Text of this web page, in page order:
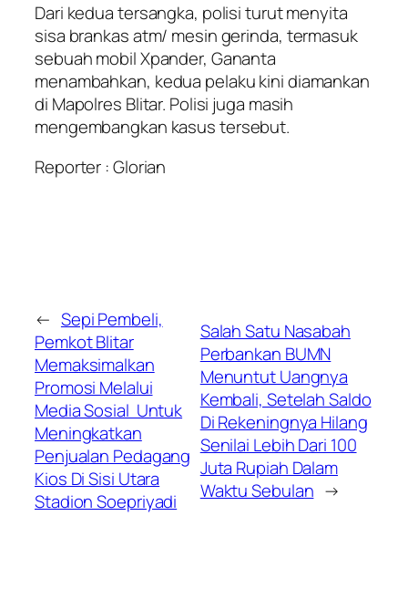
Dari kedua tersangka, polisi turut menyita
sisa brankas atm/ mesin gerinda, termasuk
sebuah mobil Xpander, Gananta
menambahkan, kedua pelaku kini diamankan
di Mapolres Blitar. Polisi juga masih
mengembangkan kasus tersebut.
Reporter : Glorian
← Sepi Pembeli,
Pemkot Blitar
Memaksimalkan
Promosi Melalui
Media Sosial Untuk
Meningkatkan
Penjualan Pedagang
Kios Di Sisi Utara
Stadion Soepriyadi
Salah Satu Nasabah
Perbankan BUMN
Menuntut Uangnya
Kembali, Setelah Saldo
Di Rekeningnya Hilang
Senilai Lebih Dari 100
Juta Rupiah Dalam
Waktu Sebulan →